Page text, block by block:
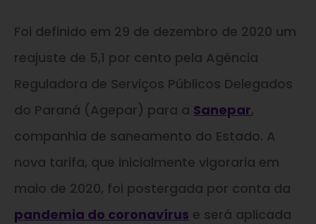
Foi definido em 29 de dezembro de 2020 um
reajuste de 5,1 por cento pela Agência
Reguladora de Serviços Públicos Delegados
do Paraná (Agepar) para a Sanepar,
companhia de saneamento do Estado. A
nova tarifa, que inicialmente vigoraria em
maio de 2020, foi postergada por conta da
pandemia do coronavírus e será aplicada